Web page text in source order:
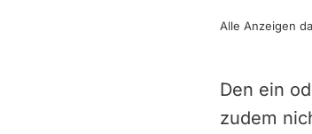
Alle Anzeigen
Den ein
zudem